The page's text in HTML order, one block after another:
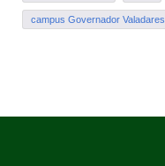
campus Governador Valadares